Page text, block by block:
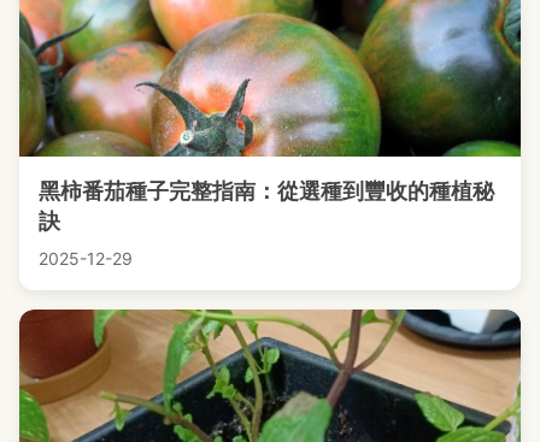
黑柿番茄種子完整指南：從選種到豐收的種植秘
訣
2025-12-29